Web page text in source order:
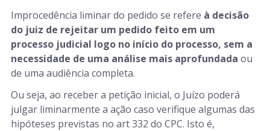
Improcedência liminar do pedido se refere à decisão
do juiz de rejeitar um pedido feito em um
processo judicial logo no início do processo, sem a
necessidade de uma análise mais aprofundada ou
de uma audiência completa.
Ou seja, ao receber a petição inicial, o Juízo poderá
julgar liminarmente a ação caso verifique algumas das
hipóteses previstas no art 332 do CPC. Isto é,